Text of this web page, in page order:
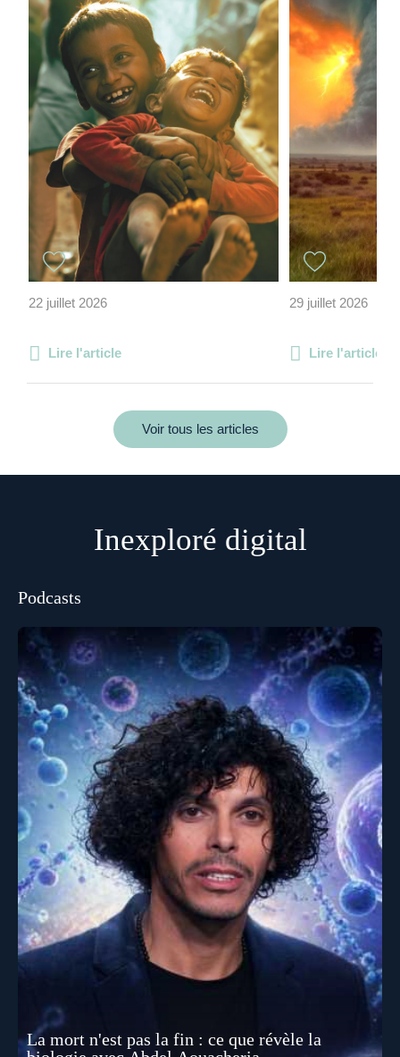
22 juillet 2026
Lire l'article
29 juillet 2026
Lire l'article
Voir tous les articles
Inexploré digital
Podcasts
La mort n'est pas la fin : ce que révèle la